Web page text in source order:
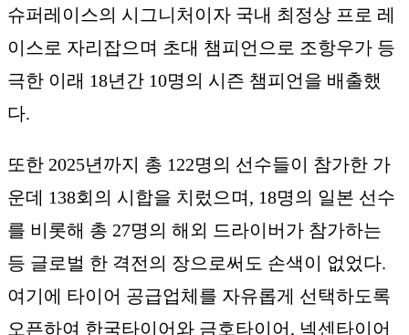
슈퍼레이스의 시그니처이자 국내 최정상 프로 레
이스로 자리잡으며 초대 챔피언으로 조항우가 등
극한 이래 18년간 10명의 시즌 챔피언을 배출했
다.
또한 2025년까지 총 122명의 선수들이 참가한 가
운데 138회의 시합을 치렀으며, 18명의 일본 선수
를 비롯해 총 27명의 해외 드라이버가 참가하는
등 글로벌 한 격전의 장으로써도 손색이 없었다.
여기에 타이어 공급업체를 자유롭게 선택하도록
오픈하여 한국타이어와 금호타이어, 넥센타이어